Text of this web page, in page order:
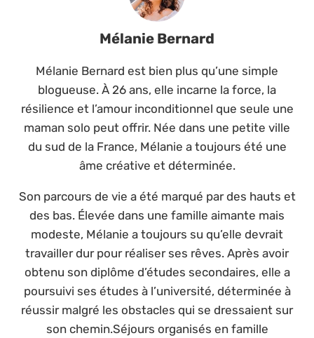
Mélanie Bernard
Mélanie Bernard est bien plus qu’une simple
blogueuse. À 26 ans, elle incarne la force, la
résilience et l’amour inconditionnel que seule une
maman solo peut offrir. Née dans une petite ville
du sud de la France, Mélanie a toujours été une
âme créative et déterminée.
Son parcours de vie a été marqué par des hauts et
des bas. Élevée dans une famille aimante mais
modeste, Mélanie a toujours su qu’elle devrait
travailler dur pour réaliser ses rêves. Après avoir
obtenu son diplôme d’études secondaires, elle a
poursuivi ses études à l’université, déterminée à
réussir malgré les obstacles qui se dressaient sur
son chemin.Séjours organisés en famille